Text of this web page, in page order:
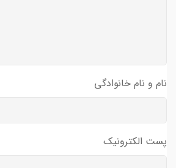
نام و نام خانوادگی
پست الکترونیک